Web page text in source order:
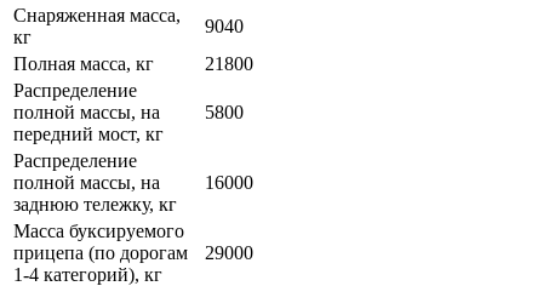
Снаряженная масса,
кг
9040
Полная масса, кг
21800
Распределение
полной массы, на
передний мост, кг
5800
Распределение
полной массы, на
заднюю тележку, кг
16000
Масса буксируемого
прицепа (по дорогам
1-4 категорий), кг
29000